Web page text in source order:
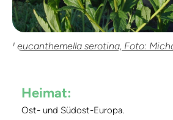
Leucanthemella serotina, Foto:
Heimat:
Ost- und Südost-Europa.